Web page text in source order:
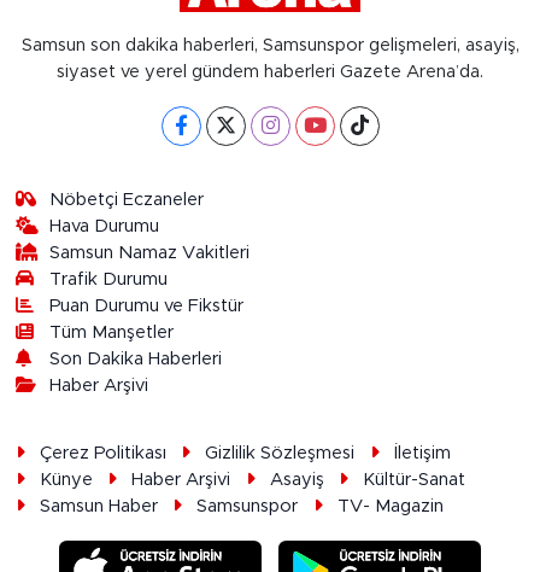
Samsun son dakika haberleri, Samsunspor gelişmeleri, asayiş,
siyaset ve yerel gündem haberleri Gazete Arena’da.
Nöbetçi Eczaneler
Hava Durumu
Samsun Namaz Vakitleri
Trafik Durumu
Puan Durumu ve Fikstür
Tüm Manşetler
Son Dakika Haberleri
Haber Arşivi
Çerez Politikası Gizlilik Sözleşmesi
İletişim
Künye
Haber Arşivi Asayiş
Kültür-Sanat
Samsun Haber
Samsunspor TV- Magazin